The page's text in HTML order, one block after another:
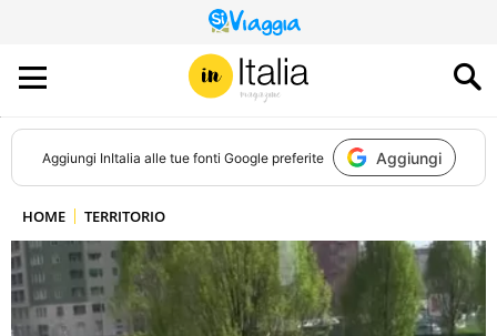
QUESTO
SITO
CONTRIBUISCE
ALL’AUDIENCE
DI
Aggiungi InItalia alle tue fonti Google preferite Aggiungi
HOME TERRITORIO